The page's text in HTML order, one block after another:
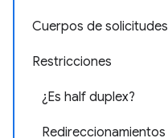
Cuerpos de
Restricciones
¿Es half duplex?